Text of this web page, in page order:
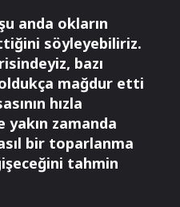
anda okların
söyleyebiliriz.
bazı
oldukça mağdur etti
hızla
yakın zamanda
bir toparlanma
tahmin